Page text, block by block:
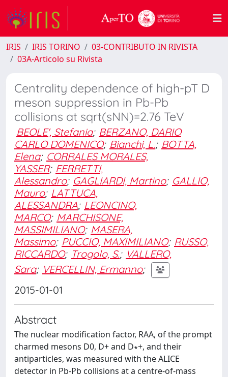
IRIS IRIS TORINO
03-CONTRIBUTO IN RIVISTA
03A-Articolo su Rivista
Centrality dependence of high-pT D
meson suppression in Pb-Pb
collisions at sqrt(sNN)=2.76 TeV
BEOLE', Stefania; BERZANO, DARIO
CARLO DOMENICO; Bianchi, L.; BOTTA,
Elena; CORRALES MORALES,
YASSER; FERRETTI,
Alessandro; GAGLIARDI, Martino; GALLIO,
Mauro; LATTUCA,
ALESSANDRA; LEONCINO,
MARCO; MARCHISONE,
MASSIMILIANO; MASERA,
Massimo; PUCCIO, MAXIMILIANO; RUSSO,
RICCARDO; Trogolo, S.; VALLERO,
Sara; VERCELLIN, Ermanno;
2015-01-01
Abstract
The nuclear modification factor, RAA, of the prompt
charmed mesons D0, D+ and D∗+, and their
antiparticles, was measured with the ALICE
detector in Pb-Pb collisions at a centre-of-mass